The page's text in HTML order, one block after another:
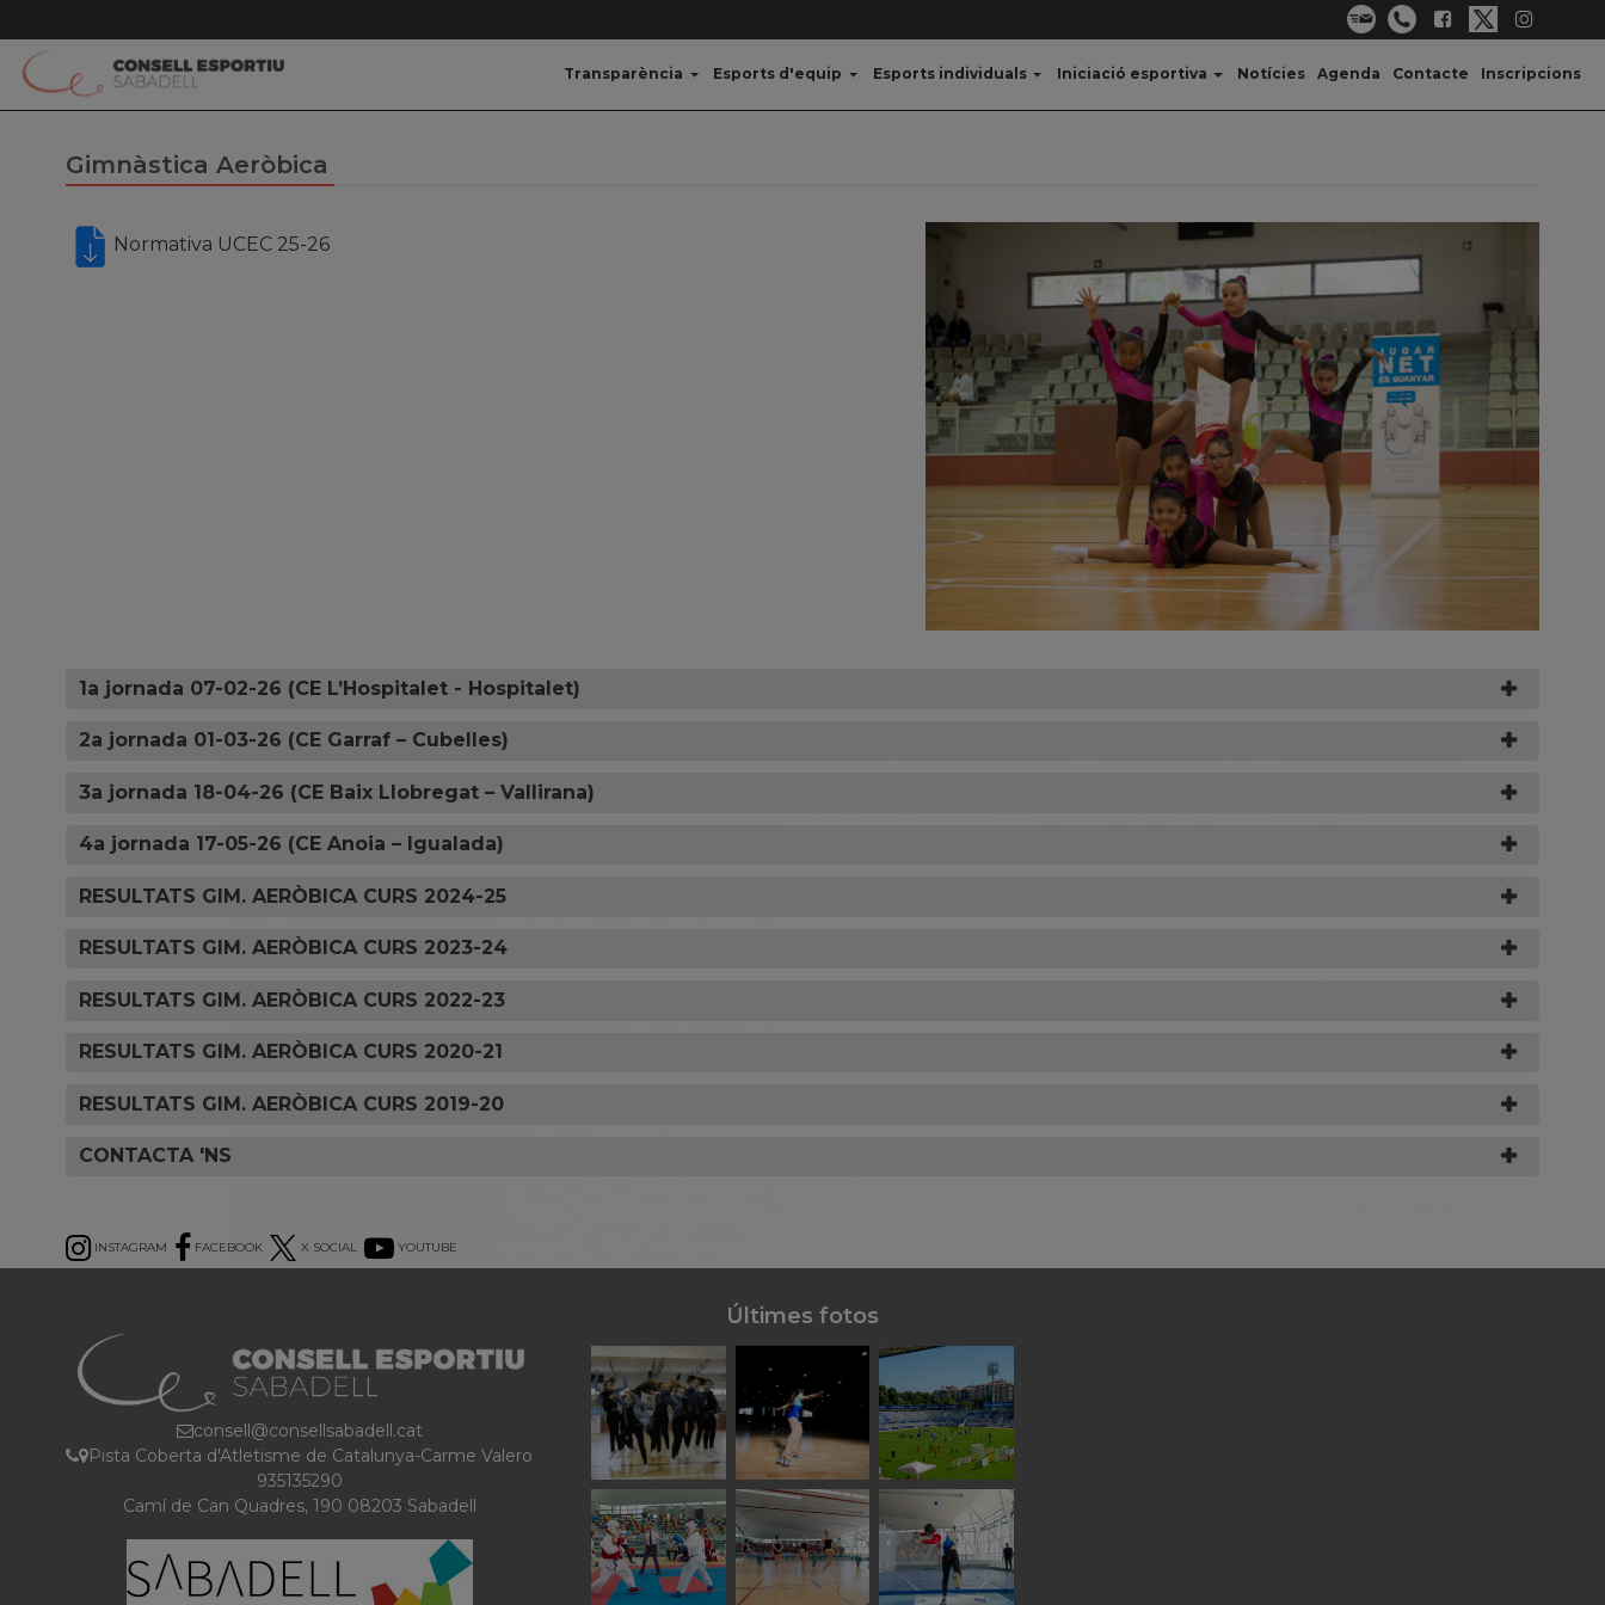
Transparència Esports d'equip Esports individuals Iniciació esportiva Notícies Agenda Contacte Inscripcions
Gimnàstica Aeròbica
Normativa UCEC 25-26
1a jornada 07-02-26 (CE L’Hospitalet - Hospitalet)
2a jornada 01-03-26 (CE Garraf – Cubelles)
3a jornada 18-04-26 (CE Baix Llobregat – Vallirana)
4a jornada 17-05-26 (CE Anoia – Igualada)
RESULTATS GIM. AERÒBICA CURS 2024-25
RESULTATS GIM. AERÒBICA CURS 2023-24
RESULTATS GIM. AERÒBICA CURS 2022-23
RESULTATS GIM. AERÒBICA CURS 2020-21
RESULTATS GIM. AERÒBICA CURS 2019-20
CONTACTA 'NS
INSTAGRAM FACEBOOK X SOCIAL YOUTUBE
consell@consellsabadell.cat
Pista Coberta d'Atletisme de Catalunya-Carme Valero
935135290
Camí de Can Quadres, 190 08203 Sabadell
Últimes fotos